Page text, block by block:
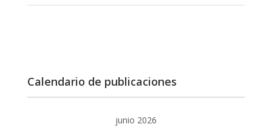
Calendario de publicaciones
junio 2026